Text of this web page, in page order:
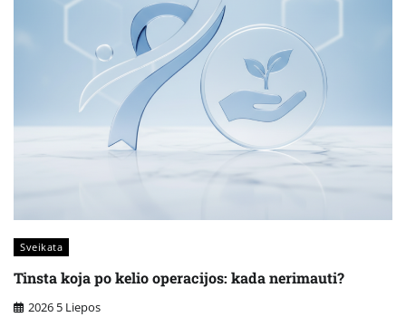
Sveikata
Tinsta koja po kelio operacijos: kada nerimauti?
2026 5 Liepos